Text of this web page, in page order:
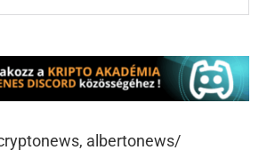
albertonews/